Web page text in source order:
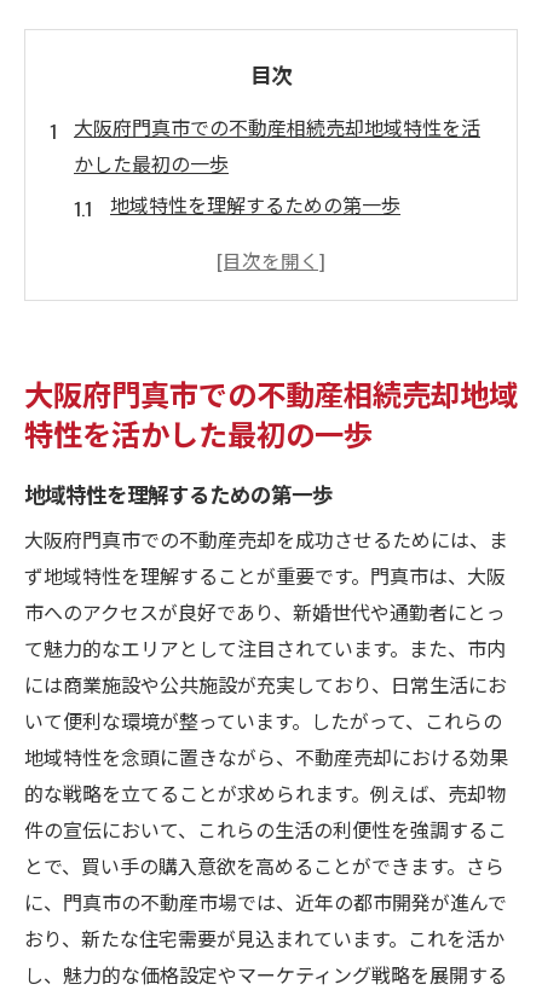
目次
大阪府門真市での不動産相続売却地域特性を活
かした最初の一歩
地域特性を理解するための第一歩
門真市の不動産市場の基礎を押さえる
地域に根ざした売却準備のステップ
不動産売却を成功に導く門真市ならではの戦略
的アプローチ
門真市特有の戦略的アプローチとは
効果的な広告手法とその活用法
地域特性に応じた売却プランの立案
成功事例から学ぶ戦略的売却法
市場動向に基づいた売却タイミングの見極
め
門真市の特性を活かした買主へのアプロー
チ
地元を知り尽くした不動産売却の秘訣門真市で
の実践法
地元の魅力を引き出す売却ポイント
地元住民が知る門真市の魅力とは
大阪府門真市での不動産相続売却地域
特性を活かした最初の一歩
地域特性を理解するための第一歩
大阪府門真市での不動産売却を成功させるためには、ま
ず地域特性を理解することが重要です。門真市は、大阪
市へのアクセスが良好であり、新婚世代や通勤者にとっ
て魅力的なエリアとして注目されています。また、市内
には商業施設や公共施設が充実しており、日常生活にお
いて便利な環境が整っています。したがって、これらの
地域特性を念頭に置きながら、不動産売却における効果
的な戦略を立てることが求められます。例えば、売却物
件の宣伝において、これらの生活の利便性を強調するこ
とで、買い手の購入意欲を高めることができます。さら
に、門真市の不動産市場では、近年の都市開発が進んで
おり、新たな住宅需要が見込まれています。これを活か
し、魅力的な価格設定やマーケティング戦略を展開する